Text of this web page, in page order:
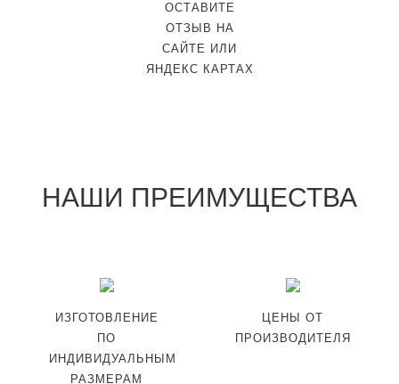
ОСТАВИТЕ
ОТЗЫВ НА
САЙТЕ ИЛИ
ЯНДЕКС КАРТАХ
НАШИ ПРЕИМУЩЕСТВА
ИЗГОТОВЛЕНИЕ
ПО
ИНДИВИДУАЛЬНЫМ
РАЗМЕРАМ
ЦЕНЫ ОТ
ПРОИЗВОДИТЕЛЯ